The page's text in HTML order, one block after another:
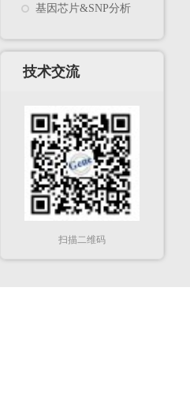
基因芯片&SNP分析
技术交流
扫描二维码